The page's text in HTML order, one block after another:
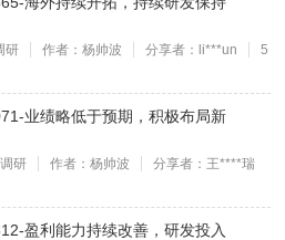
研 作者：杨帅波 分享者：li***un
5
业绩略低于预期，积极布局新
研 作者：杨帅波
分享者：王****瑞
盈利能力持续改善，研发投入